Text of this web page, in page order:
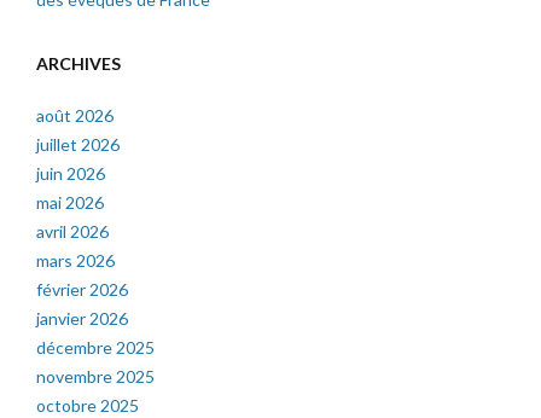
ARCHIVES
août 2026
juillet 2026
juin 2026
mai 2026
avril 2026
mars 2026
février 2026
janvier 2026
décembre 2025
novembre 2025
octobre 2025